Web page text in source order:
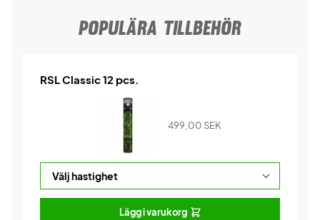
POPULÄRA TILLBEHÖR
RSL Classic 12 pcs.
499,00 SEK
Lägg i varukorg